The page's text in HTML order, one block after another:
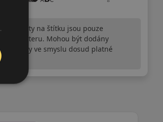
Hodnoty na štítku jsou pouze
charakteru. Mohou být dodány
EU štítky ve smyslu dosud platné